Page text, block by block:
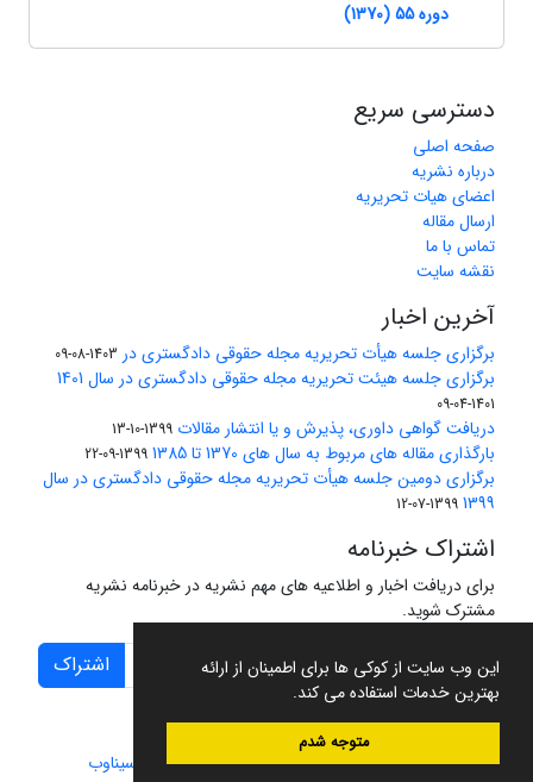
این وب سایت از کوکی ها برای اطمینان از ارائه
بهترین خدمات استفاده می کند.
متوجه شدم
دوره 55 (1370)
دسترسی سریع
صفحه اصلی
درباره نشریه
اعضای هیات تحریریه
ارسال مقاله
تماس با ما
نقشه سایت
آخرین اخبار
برگزاری جلسه هیأت تحریریه مجله حقوقی دادگستری در 1403-08-09
برگزاری جلسه هیئت تحریریه مجله حقوقی دادگستری در سال 1401
1401-04-09
دریافت گواهی داوری، پذیرش و یا انتشار مقالات 1399-10-13
بارگذاری مقاله های مربوط به سال های 1370 تا 1385 1399-09-22
برگزاری دومین جلسه هیأت تحریریه مجله حقوقی دادگستری در سال
1399
1399-07-12
اشتراک خبرنامه
برای دریافت اخبار و اطلاعیه های مهم نشریه در خبرنامه نشریه
مشترک شوید.
اشتراک
سامانه مدیریت نشریات علمی.طراحی و پیاده سازی از سیناوب